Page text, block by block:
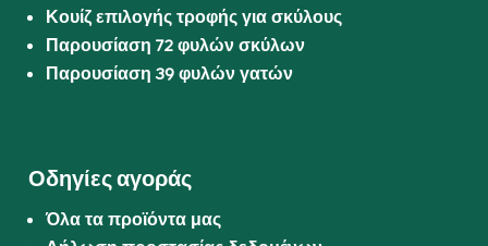
Κουίζ επιλογής τροφής για σκύλους
Παρουσίαση 72 φυλών σκύλων
Παρουσίαση 39 φυλών γατών
Οδηγίες αγοράς
Όλα τα προϊόντα μας